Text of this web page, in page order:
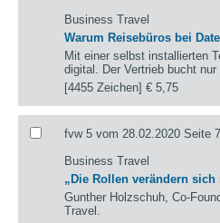
Business Travel
Warum Reisebüros bei
Mit einer selbst installierten
digital. Der Vertrieb bucht
[4455 Zeichen]€ 5,75
fvw 5 vom 28.02.2020 Seite
Business Travel
„Die Rollen verändern sich
Gunther Holzschuh, Co-
Travel.